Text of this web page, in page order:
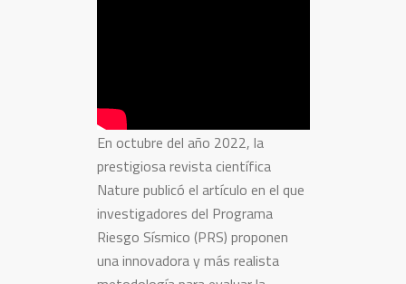
En octubre del año 2022, la
prestigiosa revista científica
Nature publicó el artículo en el que
investigadores del Programa
Riesgo Sísmico (PRS) proponen
una innovadora y más realista